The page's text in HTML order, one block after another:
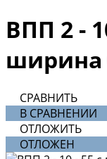
ВПП 2 -
ширина
СРАВНИТЬ
В СРАВНЕНИИ
ОТЛОЖИТЬ
ОТЛОЖЕН